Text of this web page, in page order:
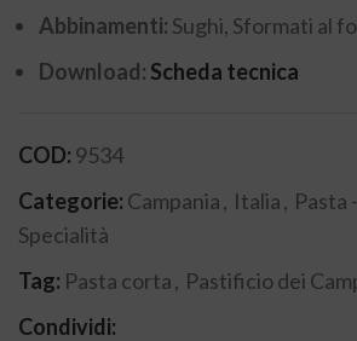
Abbinamenti: Sughi, Sformati al
Download: Scheda tecnica
COD: 9534
Categorie: Campania, Italia, Pasta
Specialità
Tag: Pasta corta, Pastificio dei
Condividi: